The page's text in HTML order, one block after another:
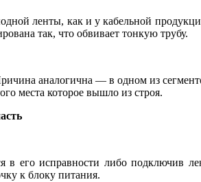
ленты, как и у кабельной
так, что обвивает тонкую трубу.
аналогична — в одном из
места которое вышло из строя.
его исправности либо подключив
к блоку питания.